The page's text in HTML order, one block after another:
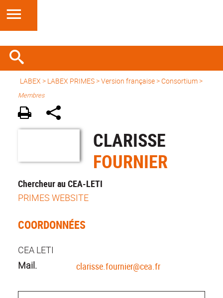
LABEX > LABEX PRIMES>Version française> Consortium >
Membres
CLARISSE
FOURNIER
Chercheur au CEA-LETI
PRIMES WEBSITE
COORDONNÉES
CEA LETI
Mail.
clarisse.fournier@cea.fr